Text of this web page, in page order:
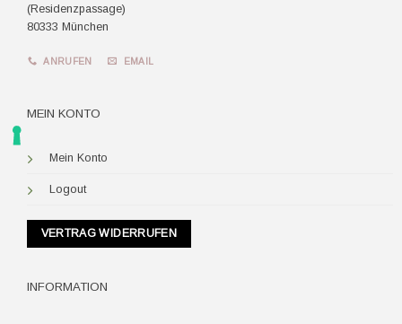
(Residenzpassage)
80333 München
ANRUFEN EMAIL
MEIN KONTO
Mein Konto
Logout
VERTRAG WIDERRUFEN
INFORMATION